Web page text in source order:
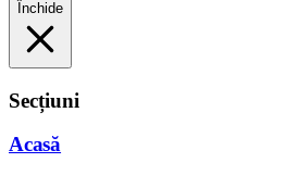
Închide
Secțiuni
Acasă